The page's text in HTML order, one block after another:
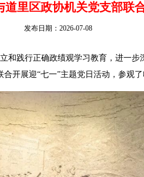
里区政协机关党支部联
发布日期：2026-07-08
践行正确政绩观学习教育，进一步
开展迎“七一”主题党日活动，参观了